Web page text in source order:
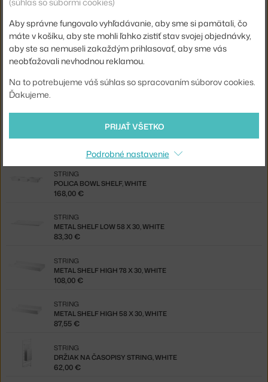
CABINET WITH SLIDING DOORS, OAK
508,00 €
CABINET WITH SLIDING DOORS, WHITE
STRING
432,00 €
STRING
METAL SHELF LOW 78 X 30, WHITE
POLICA BOWL SHELF, WHITE
STRING
168,00 €
METAL SHELF LOW 58 X 30, WHITE
STRING
83,30 €
METAL SHELF HIGH 78 X 30, WHITE
STRING
108,00 €
METAL SHELF HIGH 58 X 30, WHITE
STRING
87,55 €
DRŽIAK NA ČASOPISY STRING, WHITE
STRING
62,00 €
Aby správne fungovalo vyhľadávanie, aby sme si pamätali, čo
máte v košíku, aby ste mohli ľahko zistiť stav svojej objednávky,
aby ste sa nemuseli zakaždým prihlasovať, aby sme vás
neobťažovali nevhodnou reklamou.
Na to potrebujeme váš súhlas so spracovaním súborov cookies.
Ďakujeme.
PRIJAŤ VŠETKO
Podrobné nastavenie